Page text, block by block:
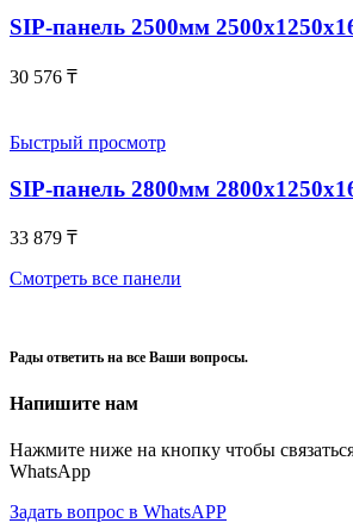
SIP-панель 2500мм
30 576 ₸
Быстрый просмотр
SIP-панель 2800мм
33 879 ₸
Смотреть все панели
Рады ответить на все Ваши вопросы.
Напишите нам
Нажмите ниже на кнопку чтобы
WhatsApp
Задать вопрос в WhatsAPP